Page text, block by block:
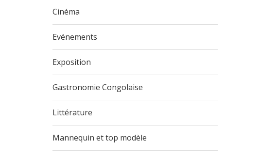
Cinéma
Evénements
Exposition
Gastronomie Congolaise
Littérature
Mannequin et top modèle